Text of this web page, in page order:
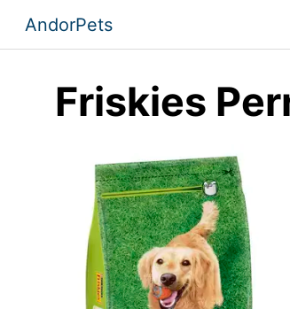
AndorPets
Friskies